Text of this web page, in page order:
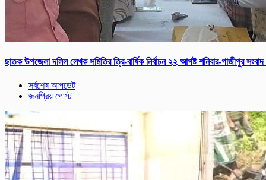
ছাতক উপজেলা দলিল লেখক সমিতির ত্রি-বার্ষিক নির্বাচন ২২ আগষ্ট শনিবার-গাজীপুর সংবাদ
সর্বশেষ আপডেট
জনপ্রিয় পোস্ট